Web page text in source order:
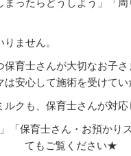
ません。
保育士さんが大切なお子さ
は安心して施術を受けて
ルクも、保育士さんが対
「保育士さん・ お預かり
てもご覧ください★